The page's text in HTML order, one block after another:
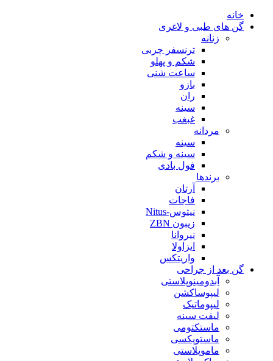
خانه
گن های طبی و لاغری
زنانه
ترنسفر چربی
شکم و پهلو
ساعت شنی
بازو
ران
سینه
غبغب
مردانه
سینه
سینه و شکم
فول بادی
برندها
آرتان
فاجات
نیتوس-Nitus
زیبون ZBN
نیروانا
ایزاولا
واریتکس
گن بعد از جراحی
آبدومینوپلاستی
لیپوساکشن
لیپوماتیک
لیفت سینه
ماستکتومی
ماستوپکسی
ماموپلاستی